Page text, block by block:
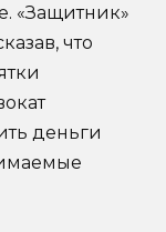
«Защитник»
что
деньги